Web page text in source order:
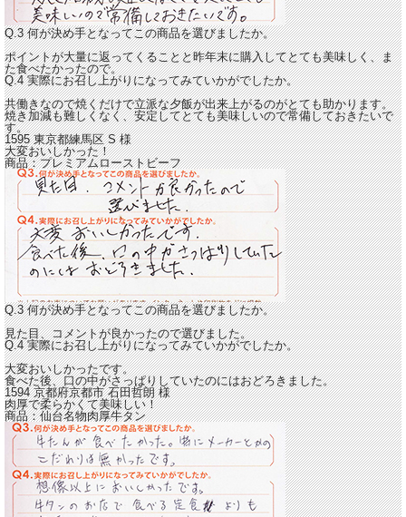
Q.3 何が決め手となってこの商品を選びましたか。
ポイントが大量に返ってくることと昨年末に購入してとても美味しく、ま
た食べたかったので。
Q.4 実際にお召し上がりになってみていかがでしたか。
共働きなので焼くだけで立派な夕飯が出来上がるのがとても助かります。
焼き加減も難しくなく、安定してとても美味しいので常備しておきたいで
す。
1595 東京都練馬区S様
大変おいしかった！
商品：プレミアムローストビーフ
Q.3 何が決め手となってこの商品を選びましたか。
見た目、コメントが良かったので選びました。
Q.4 実際にお召し上がりになってみていかがでしたか。
大変おいしかったです。
食べた後、口の中がさっぱりしていたのにはおどろきました。
1594 京都府京都市石田哲朗様
肉厚で柔らかくて美味しい！
商品：仙台名物肉厚牛タン